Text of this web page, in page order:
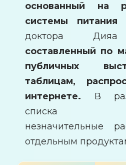
основанный на
системы питания
доктора Дияа
составленный по
публичных
таблицам,
интернете. В
списка
незначительные
отдельным